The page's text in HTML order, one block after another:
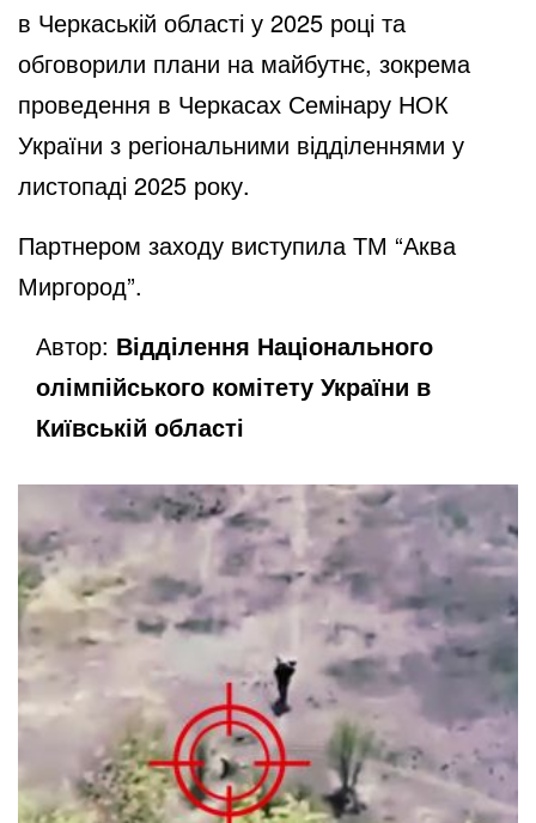
в Черкаській області у 2025 році та
обговорили плани на майбутнє, зокрема
проведення в Черкасах Семінару НОК
України з регіональними відділеннями у
листопаді 2025 року.
Партнером заходу виступила ТМ “Аква
Миргород”.
Автор: Відділення Національного
олімпійського комітету України в
Київській області